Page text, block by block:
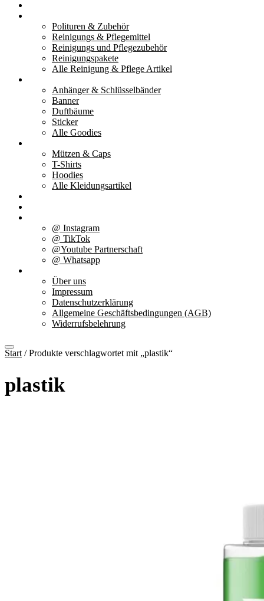
Polituren & Zubehör
Reinigungs & Pflegemittel
Reinigungs und Pflegezubehör
Reinigungspakete
Alle Reinigung & Pflege Artikel
Anhänger & Schlüsselbänder
Banner
Duftbäume
Sticker
Alle Goodies
Mützen & Caps
T-Shirts
Hoodies
Alle Kleidungsartikel
@ Instagram
@ TikTok
@Youtube Partnerschaft
@ Whatsapp
Über uns
Impressum
Datenschutzerklärung
Allgemeine Geschäftsbedingungen (AGB)
Widerrufsbelehrung
Start / Produkte verschlagwortet mit „plastik“
plastik